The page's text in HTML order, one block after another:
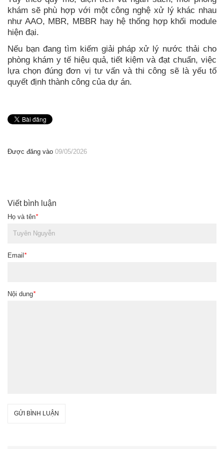
khám sẽ phù hợp với một công nghệ xử lý khác nhau
như AAO, MBR, MBBR hay hệ thống hợp khối module
hiện đại.
Nếu bạn đang tìm kiếm giải pháp xử lý nước thải cho
phòng khám y tế hiệu quả, tiết kiệm và đạt chuẩn, việc
lựa chọn đúng đơn vị tư vấn và thi công sẽ là yếu tố
quyết định thành công của dự án.
Được đăng vào 09/05/2026
Viết bình luận
Họ và tên*
Email *
Nội dung*
GỬI BÌNH LUẬN